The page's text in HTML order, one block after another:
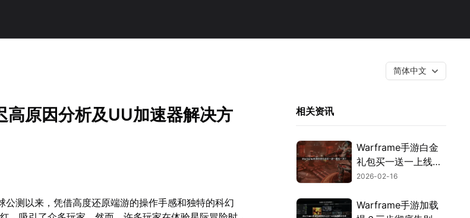
简体中文
原因分析及UU加速器解决方
公测以来，凭借高度还原端游的操作手感和独特的科幻
相关资讯
Warframe手游白金
礼包买一送一上线攻
略！
2026-02-16
Warframe手游加载